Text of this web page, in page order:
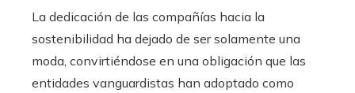
La dedicación de las compañías hacia la
sostenibilidad ha dejado de ser solamente una
moda, convirtiéndose en una obligación que las
entidades vanguardistas han adoptado como